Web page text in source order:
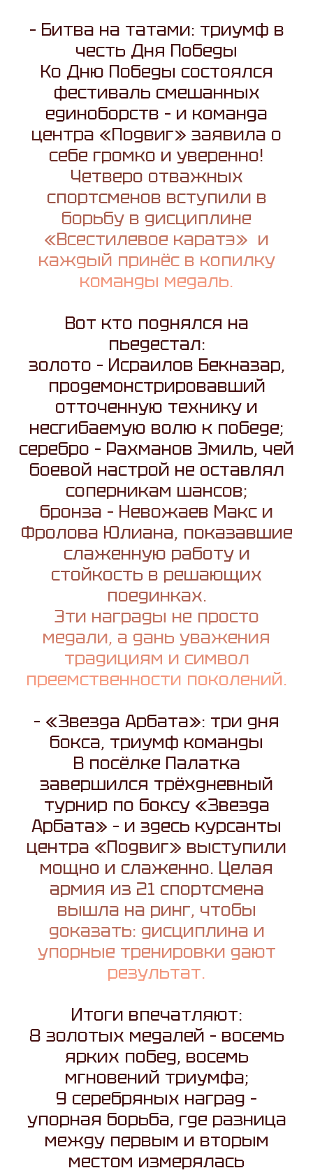
– Битва на татами: триумф в
честь Дня Победы
Ко Дню Победы состоялся
фестиваль смешанных
единоборств – и команда
центра «Подвиг» заявила о
себе громко и уверенно!
Четверо отважных
спортсменов вступили в
борьбу в дисциплине
«Всестилевое каратэ» и
каждый принёс в копилку
команды медаль.
Вот кто поднялся на
пьедестал:
золото – Исраилов Бекназар,
продемонстрировавший
отточенную технику и
несгибаемую волю к победе;
серебро – Рахманов Эмиль, чей
боевой настрой не оставлял
соперникам шансов;
бронза – Невожаев Макс и
Фролова Юлиана, показавшие
слаженную работу и
стойкость в решающих
поединках.
Эти награды не просто
медали, а дань уважения
традициям и символ
преемственности поколений.
– «Звезда Арбата»: три дня
бокса, триумф команды
В посёлке Палатка
завершился трёхдневный
турнир по боксу «Звезда
Арбата» – и здесь курсанты
центра «Подвиг» выступили
мощно и слаженно. Целая
армия из 21 спортсмена
вышла на ринг, чтобы
доказать: дисциплина и
упорные тренировки дают
результат.
Итоги впечатляют:
8 золотых медалей – восемь
ярких побед, восемь
мгновений триумфа;
9 серебряных наград –
упорная борьба, где разница
между первым и вторым
местом измерялась